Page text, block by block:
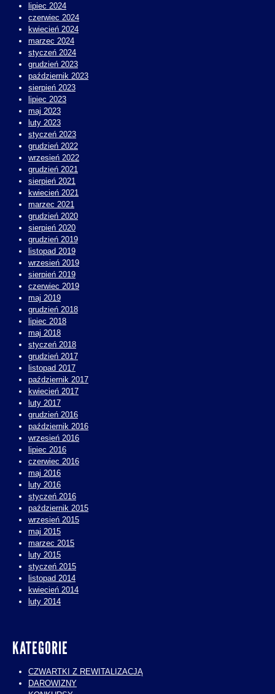
lipiec 2024
czerwiec 2024
kwiecień 2024
marzec 2024
styczeń 2024
grudzień 2023
październik 2023
sierpień 2023
lipiec 2023
maj 2023
luty 2023
styczeń 2023
grudzień 2022
wrzesień 2022
grudzień 2021
sierpień 2021
kwiecień 2021
marzec 2021
grudzień 2020
sierpień 2020
grudzień 2019
listopad 2019
wrzesień 2019
sierpień 2019
czerwiec 2019
maj 2019
grudzień 2018
lipiec 2018
maj 2018
styczeń 2018
grudzień 2017
listopad 2017
październik 2017
kwiecień 2017
luty 2017
grudzień 2016
październik 2016
wrzesień 2016
lipiec 2016
czerwiec 2016
maj 2016
luty 2016
styczeń 2016
październik 2015
wrzesień 2015
maj 2015
marzec 2015
luty 2015
styczeń 2015
listopad 2014
kwiecień 2014
luty 2014
KATEGORIE
CZWARTKI Z REWITALIZACJĄ
DAROWIZNY